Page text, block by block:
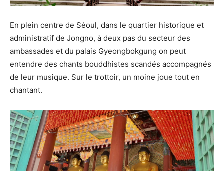
En plein centre de Séoul, dans le quartier historique et
administratif de Jongno, à deux pas du secteur des
ambassades et du palais Gyeongbokgung on peut
entendre des chants bouddhistes scandés accompagnés
de leur musique. Sur le trottoir, un moine joue tout en
chantant.